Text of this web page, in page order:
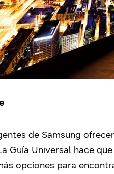
de Samsung
Guía Universal hace
opciones para